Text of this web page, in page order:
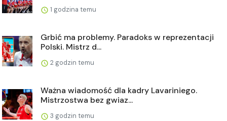
1 godzina temu
Grbić ma problemy. Paradoks w reprezentacji
Polski. Mistrz d...
2 godzin temu
Ważna wiadomość dla kadry Lavariniego.
Mistrzostwa bez gwiaz...
3 godzin temu